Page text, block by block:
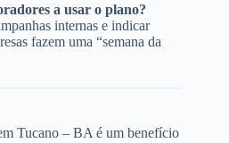
a usar o plano?
internas e indicar
fazem uma “semana da
Tucano – BA é um benefício